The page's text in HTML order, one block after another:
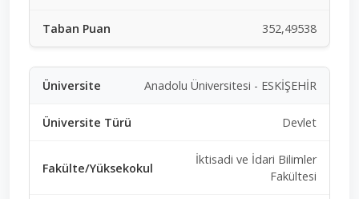
352,49538
Anadolu Üniversitesi - ESKİŞEHİR
Devlet
İktisadi ve İdari Bilimler
Fakültesi